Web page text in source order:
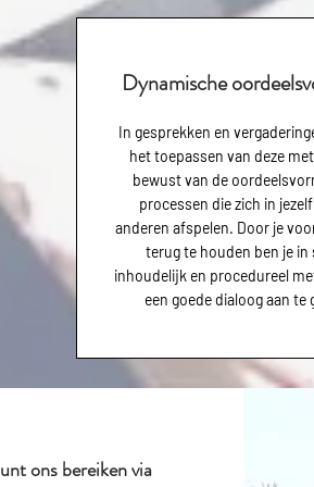
Dynamische
In gesprekken en
het toepassen van deze
bewust van de
processen die zich in
anderen afspelen. Door je
terug te houden ben je in
inhoudelijk en procedureel
een goede dialoog aan te
ons bereiken via